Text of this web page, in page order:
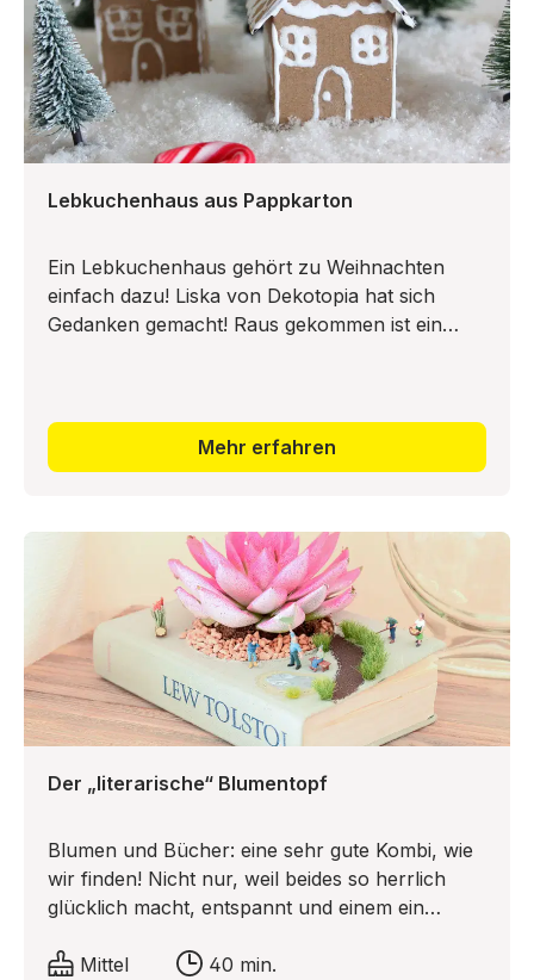
Lebkuchenhaus aus Pappkarton
Ein Lebkuchenhaus gehört zu Weihnachten
einfach dazu! Liska von Dekotopia hat sich
Gedanken gemacht! Raus gekommen ist ein
Mehr erfahren
Der „literarische“ Blumentopf
Blumen und Bücher: eine sehr gute Kombi, wie
wir finden! Nicht nur, weil beides so herrlich
glücklich macht, entspannt und einem ein
kann sie auch zusammenführen und sich dazu
Mittel 40 min.